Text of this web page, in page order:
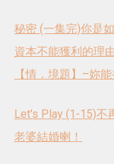
秘密 (一集完)你是
資本不能獲利的理
【情．境題】–妳
Let's Play (1-15)不
老婆結婚喇！